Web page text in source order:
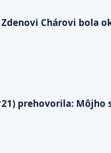
Chárovi bola
prehovorila: